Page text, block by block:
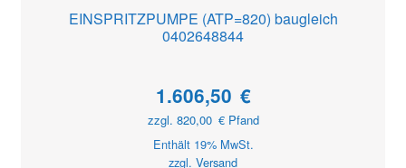
EINSPRITZPUMPE (ATP=820) baugleich
0402648844
1.606,50 €
zzgl. 820,00 €Pfand
Enthält 19% MwSt.
zzgl. Versand